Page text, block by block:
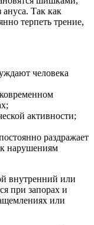
Так как
терпеть трение,
человека
активности;
раздражает
нарушениям
внутренний или
при запорах и
или